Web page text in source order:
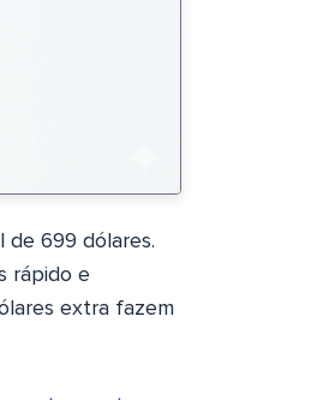
de 699 dólares.
rápido e
extra fazem